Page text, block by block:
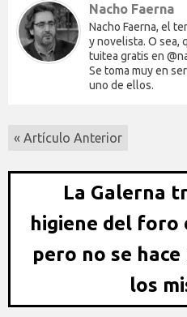
Nacho Faerna
Nacho Faerna, el
y novelista. O sea,
tuitea gratis en
Se toma muy en
uno de ellos.
« Artículo Anterior
La Galerna
higiene del foro
pero no se
los